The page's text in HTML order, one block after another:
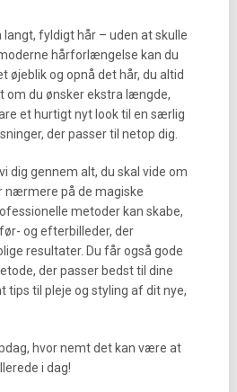
fyldigt hår – uden at skulle
hårforlængelse kan du
øjeblik og opnå det hår, du altid
om du ønsker ekstra længde,
et hurtigt nyt look til en særlig
der passer til netop dig.
dig gennem alt, du skal vide om
nærmere på de magiske
metoder kan skabe,
og efterbilleder, der
resultater. Du får også gode
der passer bedst til dine
tips til pleje og styling af dit nye,
hvor nemt det kan være at
i dag!